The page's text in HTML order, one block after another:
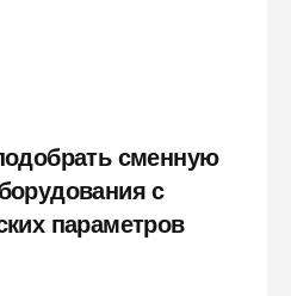
сменную
с
параметров